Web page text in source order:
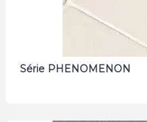
Série PHENOMENON